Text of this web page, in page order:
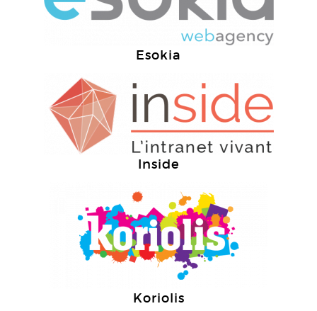
Esokia
Inside
Koriolis